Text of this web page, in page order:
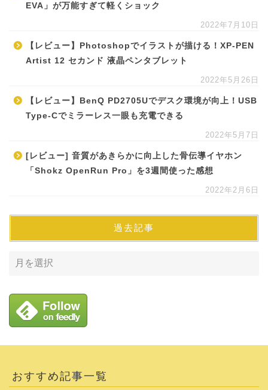
EVA」が万能すぎて軽くショック
2022年7月10日
【レビュー】Photoshopでイラストが描ける！XP-PEN
Artist 12 セカンド 液晶ペンタブレット
2022年5月26日
【レビュー】BenQ PD2705Uでデスク環境が向上！USB
Type-Cでミラーレス一眼も充電できる
2022年5月7日
[レビュー] 音質があきらかに向上した骨伝導イヤホン
「Shokz OpenRun Pro」を3週間使った感想
2022年2月6日
過去記事
おすすめ記事一覧